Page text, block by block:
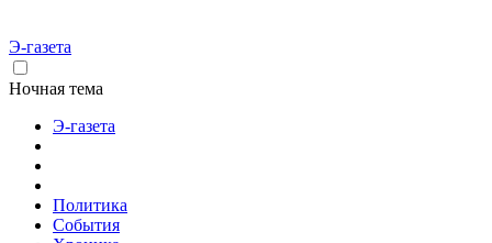
Э-газета
Ночная тема
Э-газета
Политика
События